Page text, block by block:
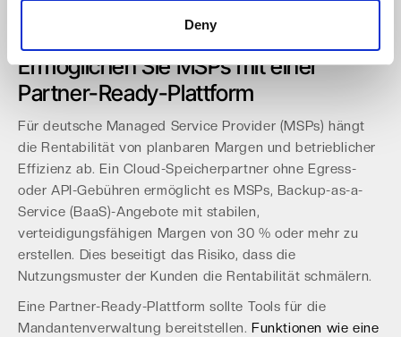
Deny
besonders wertvoll für Managed Service Provider.
Ermöglichen Sie MSPs mit einer
Partner-Ready-Plattform
Für deutsche Managed Service Provider (MSPs) hängt
die Rentabilität von planbaren Margen und betrieblicher
Effizienz ab. Ein Cloud-Speicherpartner ohne Egress-
oder API-Gebühren ermöglicht es MSPs, Backup-as-a-
Service (BaaS)-Angebote mit stabilen,
verteidigungsfähigen Margen von 30 % oder mehr zu
erstellen. Dies beseitigt das Risiko, dass die
Nutzungsmuster der Kunden die Rentabilität schmälern.
Eine Partner-Ready-Plattform sollte Tools für die
Mandantenverwaltung bereitstellen.Funktionen wie eine